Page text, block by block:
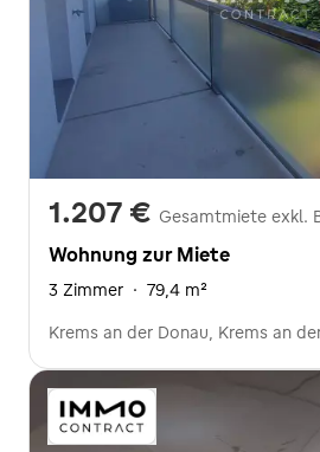
1.207 € Gesamtmiete exkl.
Wohnung zur Miete
3 Zimmer · 79,4 m²
Krems an der Donau, Krems an